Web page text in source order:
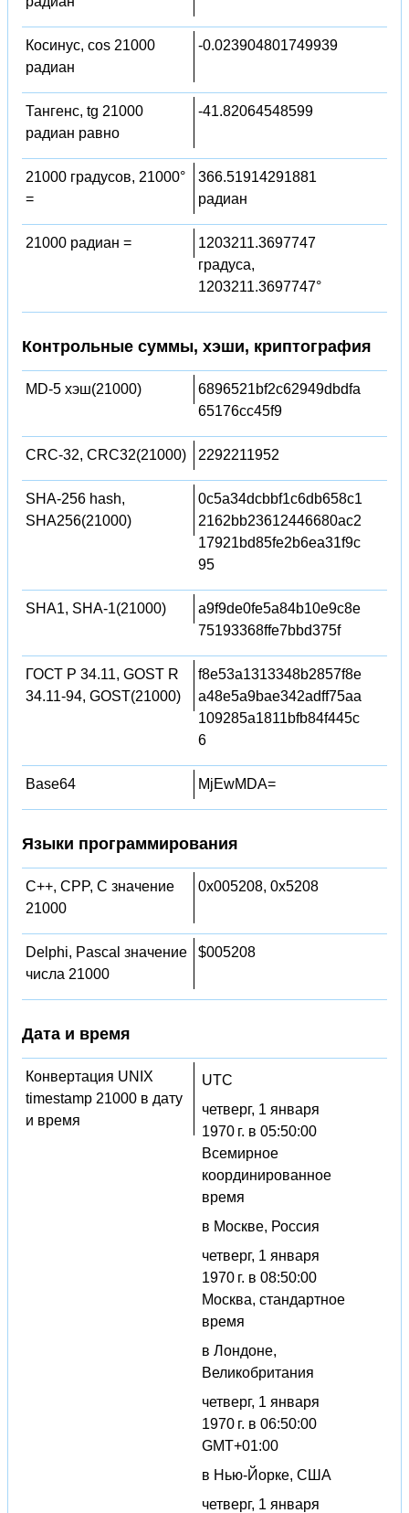
Косинус, cos 21000
радиан
-0.023904801749939
Тангенс, tg 21000
радиан равно
-41.82064548599
21000 градусов, 21000°
=
366.51914291881
радиан
21000 радиан =
1203211.3697747
градуса,
1203211.3697747°
Контрольные суммы, хэши, криптография
MD-5 хэш(21000)
6896521bf2c62949dbdfa
65176cc45f9
CRC-32, CRC32(21000) 2292211952
SHA-256 hash,
SHA256(21000)
0c5a34dcbbf1c6db658c1
2162bb23612446680ac2
17921bd85fe2b6ea31f9c
95
SHA1, SHA-1(21000)
a9f9de0fe5a84b10e9c8e
75193368ffe7bbd375f
ГОСТ Р 34.11, GOST R
34.11-94, GOST(21000)
f8e53a1313348b2857f8e
a48e5a9bae342adff75aa
109285a1811bfb84f445c
6
Base64 MjEwMDA=
Языки программирования
C++, CPP, C значение
21000
0x005208, 0x5208
Delphi, Pascal значение
числа 21000
$005208
Дата и время
Конвертация UNIX
timestamp 21000 в дату
и время
UTC
четверг, 1 января
1970 г. в 05:50:00
Всемирное
координированное
время
в Москве, Россия
четверг, 1 января
1970 г. в 08:50:00
Москва, стандартное
время
в Лондоне,
Великобритания
четверг, 1 января
1970 г. в 06:50:00
GMT+01:00
в Нью-Йорке, США
четверг, 1 января